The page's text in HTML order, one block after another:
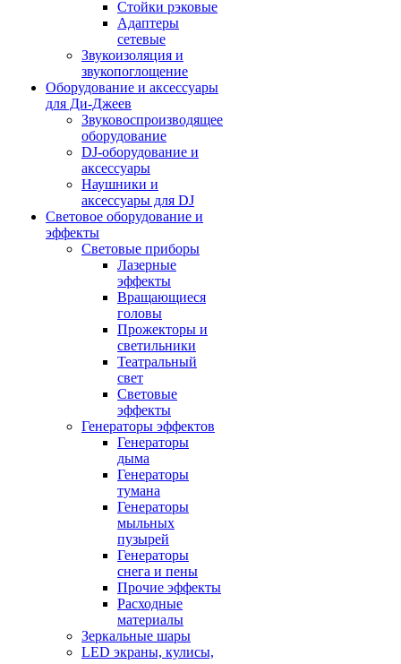
Стойки рэковые
Адаптеры
сетевые
Звукоизоляция и
звукопоглощение
Оборудование и аксессуары
для Ди-Джеев
Звуковоспроизводящее
оборудование
DJ-оборудование и
аксессуары
Наушники и
аксессуары для DJ
Световое оборудование и
эффекты
Световые приборы
Лазерные
эффекты
Вращающиеся
головы
Прожекторы и
светильники
Театральный
свет
Световые
эффекты
Генераторы эффектов
Генераторы
дыма
Генераторы
тумана
Генераторы
мыльных
пузырей
Генераторы
снега и пены
Прочие эффекты
Расходные
материалы
Зеркальные шары
LED экраны, кулисы,